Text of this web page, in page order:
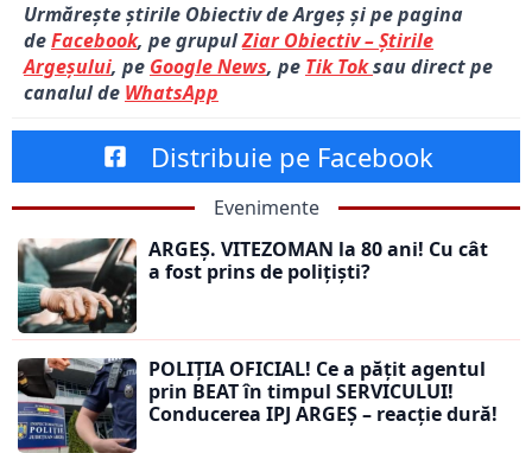
Urmărește știrile Obiectiv de Argeș și pe pagina
deFacebook, pe grupulZiar Obiectiv – Știrile
Argeșului, pe Google News, pe Tik Toksau direct pe
canalul de WhatsApp
Distribuie pe Facebook
Evenimente
ARGEȘ. VITEZOMAN la 80 ani! Cu cât
a fost prins de polițiști?
POLIȚIA OFICIAL! Ce a pățit agentul
prin BEAT în timpul SERVICULUI!
Conducerea IPJ ARGEȘ – reacție dură!